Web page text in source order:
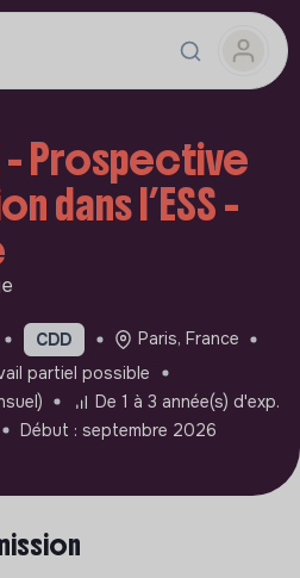
- Prospective
dans l’ESS -
CDD
Paris, France
partiel possible
De 1 à 3 année(s) d'exp.
Début : septembre 2026